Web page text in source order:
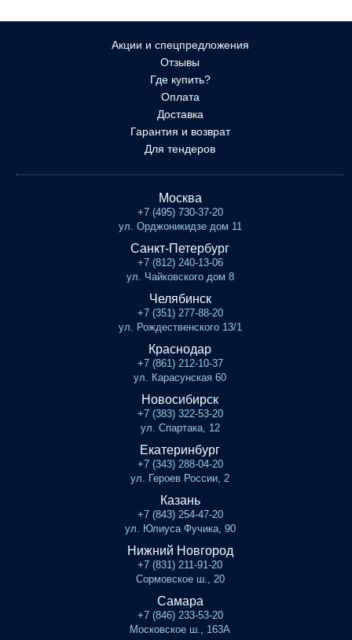
Акции и спецпредложения
Отзывы
Где купить?
Оплата
Доставка
Гарантия и возврат
Для тендеров
Москва
+7 (495) 730-37-20
ул. Орджоникидзе дом 11
Санкт-Петербург
+7 (812) 240-13-06
ул. Чайковского дом 8
Челябинск
+7 (351) 277-88-20
ул. Рождественского 13/1
Краснодар
+7 (861) 212-10-37
ул. Карасунская 60
Новосибирск
+7 (383) 322-53-20
ул. Спартака, 12
Екатеринбург
+7 (343) 288-04-20
ул. Героев России, 2
Казань
+7 (843) 254-47-20
ул. Юлиуса Фучика, 90
Нижний Новгород
+7 (831) 211-91-20
Сормовское ш., 20
Самара
+7 (846) 233-53-20
Московское ш., 163А